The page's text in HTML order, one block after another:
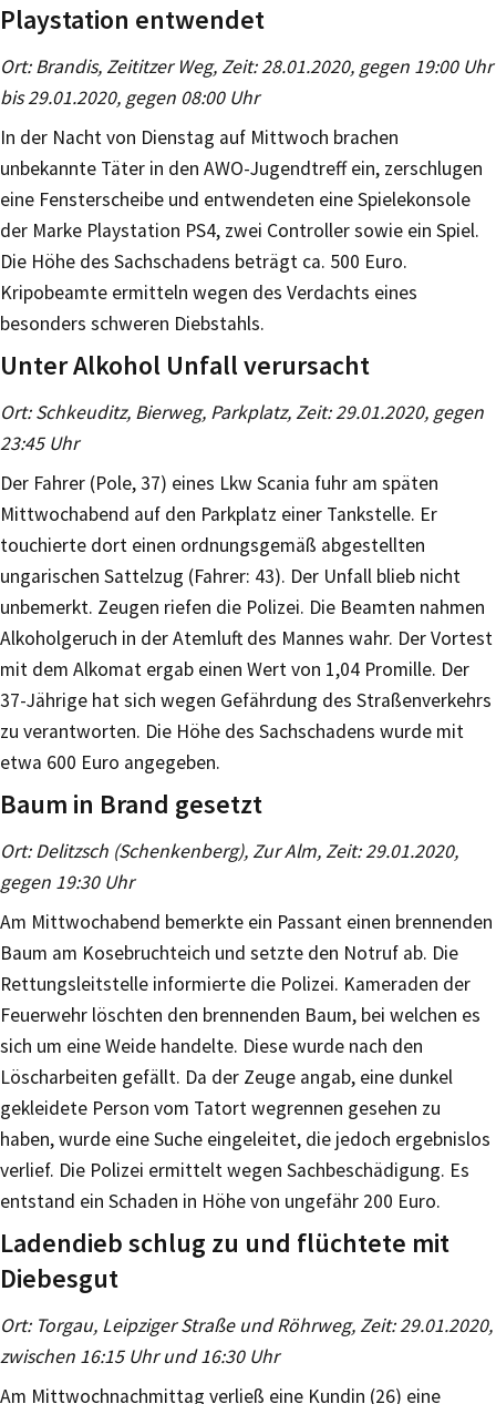
Playstation entwendet
Ort: Brandis, Zeititzer Weg, Zeit: 28.01.2020, gegen 19:00 Uhr
bis 29.01.2020, gegen 08:00 Uhr
In der Nacht von Dienstag auf Mittwoch brachen
unbekannte Täter in den AWO-Jugendtreff ein, zerschlugen
eine Fensterscheibe und entwendeten eine Spielekonsole
der Marke Playstation PS4, zwei Controller sowie ein Spiel.
Die Höhe des Sachschadens beträgt ca. 500 Euro.
Kripobeamte ermitteln wegen des Verdachts eines
besonders schweren Diebstahls.
Unter Alkohol Unfall verursacht
Ort: Schkeuditz, Bierweg, Parkplatz, Zeit: 29.01.2020, gegen
23:45 Uhr
Der Fahrer (Pole, 37) eines Lkw Scania fuhr am späten
Mittwochabend auf den Parkplatz einer Tankstelle. Er
touchierte dort einen ordnungsgemäß abgestellten
ungarischen Sattelzug (Fahrer: 43). Der Unfall blieb nicht
unbemerkt. Zeugen riefen die Polizei. Die Beamten nahmen
Alkoholgeruch in der Atemluft des Mannes wahr. Der Vortest
mit dem Alkomat ergab einen Wert von 1,04 Promille. Der
37-Jährige hat sich wegen Gefährdung des Straßenverkehrs
zu verantworten. Die Höhe des Sachschadens wurde mit
etwa 600 Euro angegeben.
Baum in Brand gesetzt
Ort: Delitzsch (Schenkenberg), Zur Alm, Zeit: 29.01.2020,
gegen 19:30 Uhr
Am Mittwochabend bemerkte ein Passant einen brennenden
Baum am Kosebruchteich und setzte den Notruf ab. Die
Rettungsleitstelle informierte die Polizei. Kameraden der
Feuerwehr löschten den brennenden Baum, bei welchen es
sich um eine Weide handelte. Diese wurde nach den
Löscharbeiten gefällt. Da der Zeuge angab, eine dunkel
gekleidete Person vom Tatort wegrennen gesehen zu
haben, wurde eine Suche eingeleitet, die jedoch ergebnislos
verlief. Die Polizei ermittelt wegen Sachbeschädigung. Es
entstand ein Schaden in Höhe von ungefähr 200 Euro.
Ladendieb schlug zu und flüchtete mit
Diebesgut
Ort: Torgau, Leipziger Straße und Röhrweg, Zeit: 29.01.2020,
zwischen 16:15 Uhr und 16:30 Uhr
Am Mittwochnachmittag verließ eine Kundin (26) eine